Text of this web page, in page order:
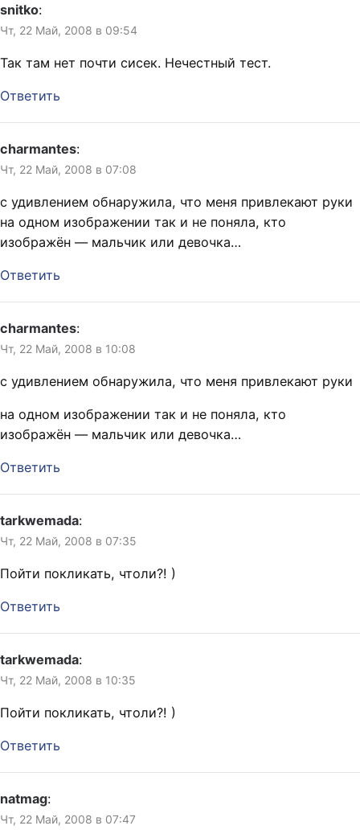
snitko:
Чт, 22 Май, 2008 в 09:54
Так там нет почти сисек. Нечестный тест.
Ответить
charmantes:
Чт, 22 Май, 2008 в 07:08
с удивлением обнаружила, что меня привлекают руки
на одном изображении так и не поняла, кто
изображён — мальчик или девочка…
Ответить
charmantes:
Чт, 22 Май, 2008 в 10:08
с удивлением обнаружила, что меня привлекают руки
на одном изображении так и не поняла, кто
изображён — мальчик или девочка…
Ответить
tarkwemada:
Чт, 22 Май, 2008 в 07:35
Пойти покликать, чтоли?! )
Ответить
tarkwemada:
Чт, 22 Май, 2008 в 10:35
Пойти покликать, чтоли?! )
Ответить
natmag:
Чт, 22 Май, 2008 в 07:47